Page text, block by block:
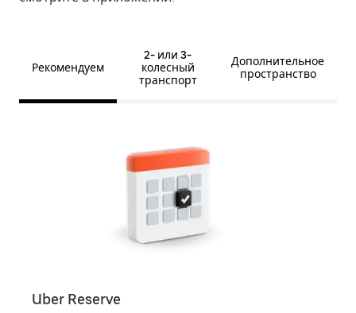
Рекомендуем
2- или 3-
колесный
транспорт
Дополнительное
пространство
Uber Reserve